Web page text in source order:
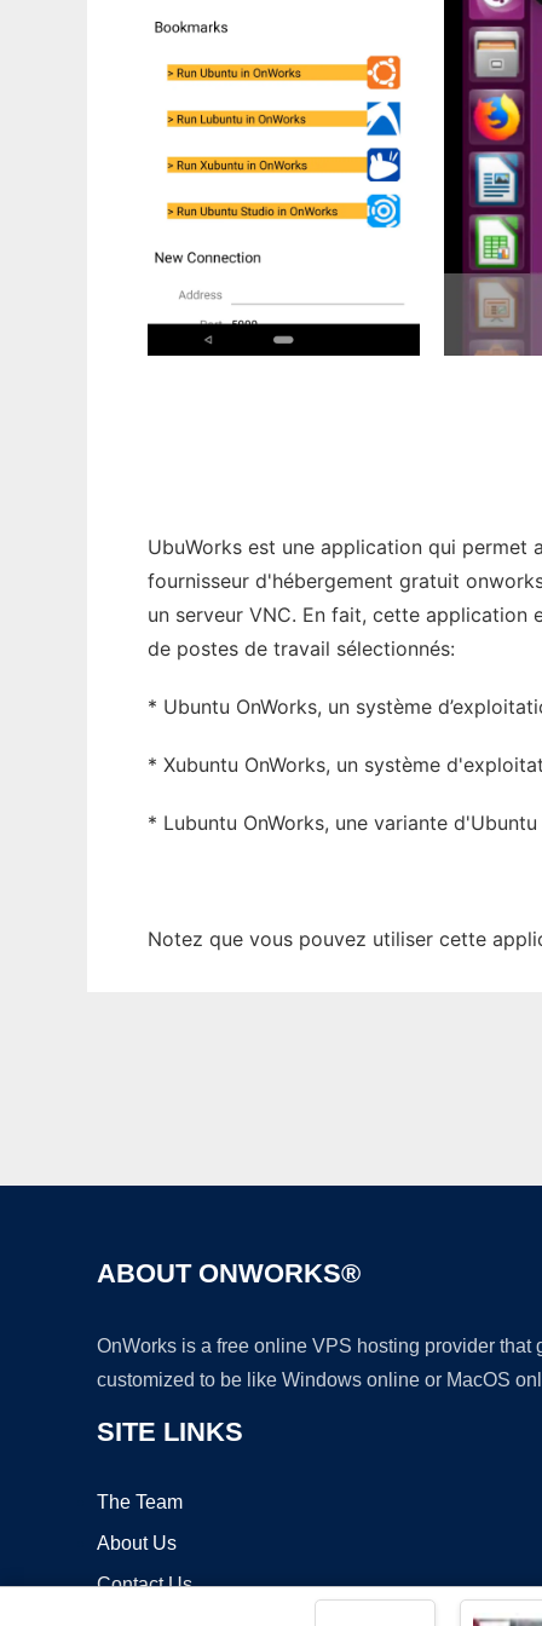
UbuWorks est une application qui
fournisseur d'hébergement gratuit
un serveur VNC. En fait, cette application
de postes de travail sélectionnés:
* Ubuntu OnWorks, un système
* Xubuntu OnWorks, un système
* Lubuntu OnWorks, une variante
Notez que vous pouvez utiliser cette
ABOUT ONWORKS®
OnWorks is a free online VPS hosting provider
customized to be like Windows online or MacOS
SITE LINKS
The Team
About Us
Contact Us